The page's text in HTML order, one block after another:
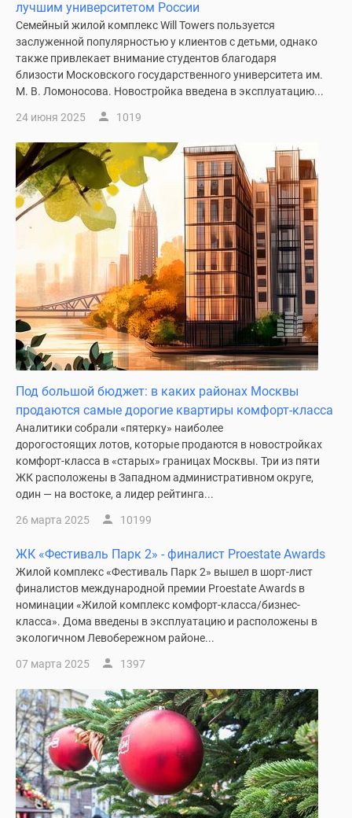
Дома
коттеджи
Коттеджные
поселки
Новой
Москве
Готовые
коттеджные
поселки
Строящиеся
Коттеджные
поселки
лесу
Коттеджные
поселки
водоема
Коттеджные
поселки
ипотеку
Бизнес-
центры
Скидки
акции
Макс
лучшим университетом России
Семейный жилой комплекс Will Towers пользуется
заслуженной популярностью у клиентов с детьми, однако
также привлекает внимание студентов благодаря
близости Московского государственного университета им.
М. В. Ломоносова. Новостройка введена в эксплуатацию...
24 июня 2025 1019
Под большой бюджет: в каких районах Москвы
продаются самые дорогие квартиры комфорт-класса
Аналитики собрали «пятерку» наиболее
дорогостоящих лотов, которые продаются в новостройках
комфорт-класса в «старых» границах Москвы. Три из пяти
ЖК расположены в Западном административном округе,
один — на востоке, а лидер рейтинга...
26 марта 2025 10199
ЖК «Фестиваль Парк 2» - финалист Proestate Awards
Жилой комплекс «Фестиваль Парк 2» вышел в шорт-лист
финалистов международной премии Proestate Awards в
номинации «Жилой комплекс комфорт-класса/бизнес-
класса». Дома введены в эксплуатацию и расположены в
экологичном Левобережном районе...
07 марта 2025 1397